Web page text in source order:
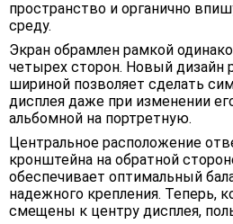
пространство и органично
среду.
Экран обрамлен рамкой
четырех сторон. Новый дизайн
шириной позволяет сделать
дисплея даже при изменении
альбомной на портретную.
Центральное расположение
кронштейна на обратной
обеспечивает оптимальный
надежного крепления. Теперь,
смещены к центру дисплея,